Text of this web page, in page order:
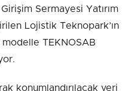
Sermayesi Yatırım
Lojistik Teknopark’ın
TEKNOSAB
konumlandırılacak veri